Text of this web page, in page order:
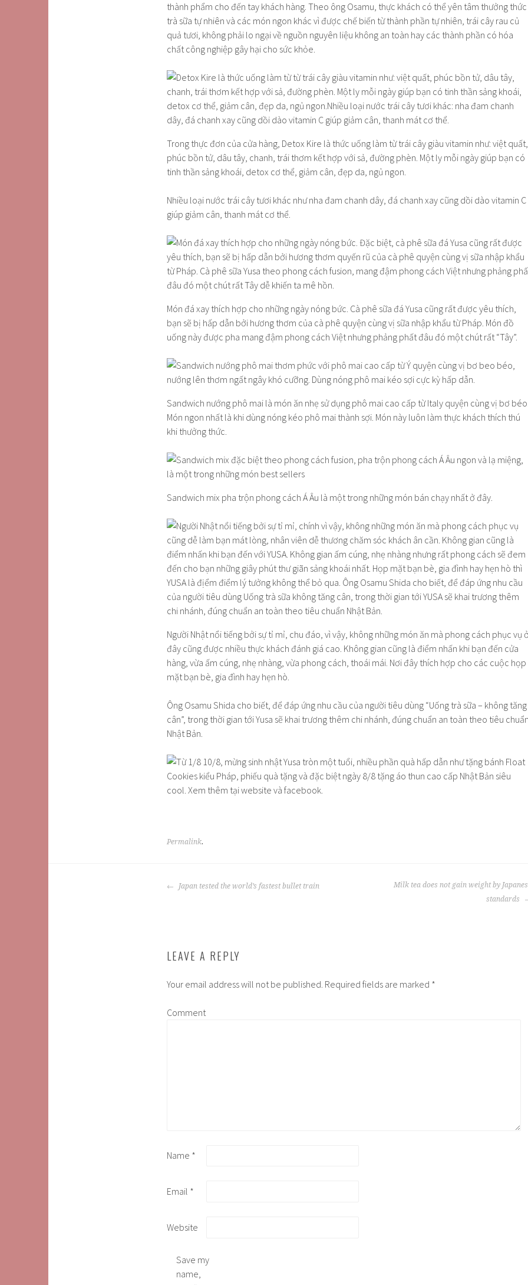
thành phẩm cho đến tay khách hàng. Theo ông Osamu, thực khách có thể yên tâm thưởng thức
trà sữa tự nhiên và các món ngon khác vì được chế biến từ thành phần tự nhiên, trái cây rau củ
quả tươi, không phải lo ngại về nguồn nguyên liệu không an toàn hay các thành phần có hóa
chất công nghiệp gây hại cho sức khỏe.
Trong thực đơn của cửa hàng, Detox Kire là thức uống làm từ trái cây giàu vitamin như: việt quất,
phúc bồn tử, dâu tây, chanh, trái thơm kết hợp với sả, đường phèn. Một ly mỗi ngày giúp bạn có
tinh thần sảng khoái, detox cơ thể, giảm cân, đẹp da, ngủ ngon.
Nhiều loại nước trái cây tươi khác như nha đam chanh dây, đá chanh xay cũng dồi dào vitamin C
giúp giảm cân, thanh mát cơ thể.
Món đá xay thích hợp cho những ngày nóng bức. Cà phê sữa đá Yusa cũng rất được yêu thích,
bạn sẽ bị hấp dẫn bởi hương thơm của cà phê quyện cùng vị sữa nhập khẩu từ Pháp. Món đồ
uống này được pha mang đậm phong cách Việt nhưng phảng phất đâu đó một chút rất “Tây”.
Sandwich nướng phô mai là món ăn nhẹ sử dụng phô mai cao cấp từ Italy quyện cùng vị bơ
Món ngon nhất là khi dùng nóng kéo phô mai thành sợi. Món này luôn làm thực khách thích thú
khi thưởng thức.
Sandwich mix pha trộn phong cách Á Âu là một trong những món bán chạy nhất ở đây.
Người Nhật nổi tiếng bởi sự tỉ mỉ, chu đáo, vì vậy, không những món ăn mà phong cách phục vụ
đây cũng được nhiều thực khách đánh giá cao. Không gian cũng là điểm nhấn khi bạn đến cửa
hàng, vừa ấm cúng, nhẹ nhàng, vừa phong cách, thoái mái. Nơi đây thích hợp cho các cuộc họp
mặt bạn bè, gia đình hay hẹn hò.
Ông Osamu Shida cho biết, để đáp ứng nhu cầu của người tiêu dùng “Uống trà sữa – không tăng
cân”, trong thời gian tới Yusa sẽ khai trương thêm chi nhánh, đúng chuẩn an toàn theo tiêu
Nhật Bản.
Permalink.
POST
Japan tested the world’s fastest bullet train
Milk tea does not gain weight by
standards
LEAVE A REPLY
Your email address will not be published. Required fields are marked *
Comment
Name *
Email *
Website
Save my
name,